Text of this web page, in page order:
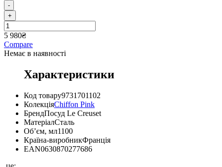
-
+
5 980₴
Compare
Немає в наявності
Характеристики
Код товару9731701102
КолекціяChiffon Pink
БрендПосуд Le Creuset
МатеріалСталь
Об’єм, мл1100
Країна-виробникФранція
EAN0630870277686